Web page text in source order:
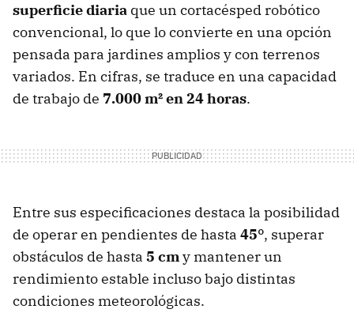
superficie diaria que un cortacésped robótico
convencional, lo que lo convierte en una opción
pensada para jardines amplios y con terrenos
variados. En cifras, se traduce en una capacidad
de trabajo de 7.000 m² en 24 horas.
Entre sus especificaciones destaca la posibilidad
de operar en pendientes de hasta 45°, superar
obstáculos de hasta 5 cmy mantener un
rendimiento estable incluso bajo distintas
condiciones meteorológicas.